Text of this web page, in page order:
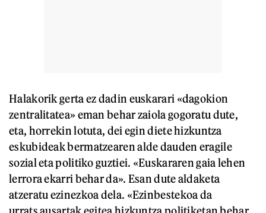
Halakorik gerta ez dadin euskarari «dagokion
zentralitatea» eman behar zaiola gogoratu dute,
eta, horrekin lotuta, dei egin diete hizkuntza
eskubideak bermatzearen alde dauden eragile
sozial eta politiko guztiei. «Euskararen gaia lehen
lerrora ekarri behar da». Esan dute aldaketa
atzeratu ezinezkoa dela. «Ezinbestekoa da
urrats ausartak egitea hizkuntza politiketan behar